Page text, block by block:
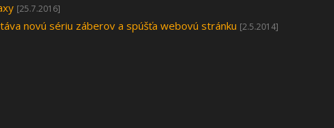
[25.7.2016]
novú sériu záberov a spúšťa webovú stránku [2.5.2014]